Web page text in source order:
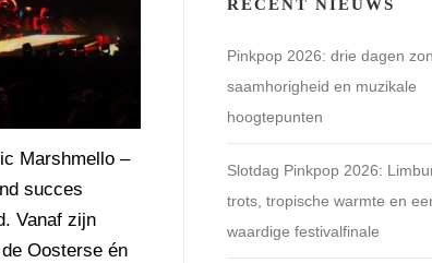
Marshmello –
succes
Vanaf zijn
Oosterse én
RECENT NIEUWS
Pinkpop 2026: drie dagen zon,
saamhorigheid en muzikale
hoogtepunten
Slotdag Pinkpop 2026:
trots, tropische warmte en
waardige festivalfinale